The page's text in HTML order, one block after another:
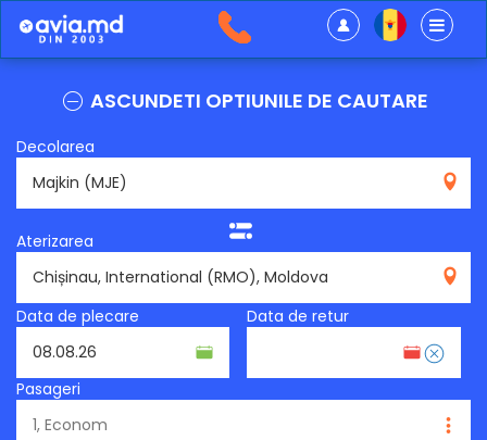
ASCUNDETI OPTIUNILE DE CAUTARE
Decolarea
Aterizarea
Data de plecare
Data de retur
Pasageri